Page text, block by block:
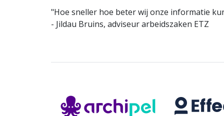
"Hoe sneller hoe beter wij onze informatie
- Jildau Bruins, adviseur arbeidszaken ETZ